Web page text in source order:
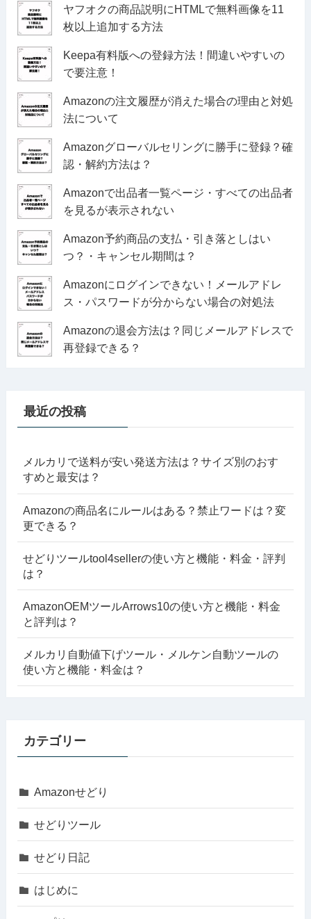
ヤフオクの商品説明にHTMLで無料画像を11
枚以上追加する方法
Keepa有料版への登録方法！間違いやすいの
で要注意！
Amazonの注文履歴が消えた場合の理由と対処
法について
Amazonグローバルセリングに勝手に登録？確
認・解約方法は？
Amazonで出品者一覧ページ・すべての出品者
を見るが表示されない
Amazon予約商品の支払・引き落としはい
つ？・キャンセル期間は？
Amazonにログインできない！メールアドレ
ス・パスワードが分からない場合の対処法
Amazonの退会方法は？同じメールアドレスで
再登録できる？
最近の投稿
メルカリで送料が安い発送方法は？サイズ別のおす
すめと最安は？
Amazonの商品名にルールはある？禁止ワードは？変
更できる？
せどりツールtool4sellerの使い方と機能・料金・評判
は？
AmazonOEMツールArrows10の使い方と機能・料金
と評判は？
メルカリ自動値下げツール・メルケン自動ツールの
使い方と機能・料金は？
カテゴリー
Amazonせどり
せどりツール
せどり日記
はじめに